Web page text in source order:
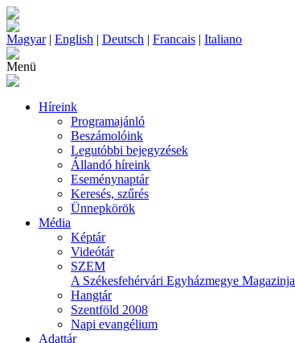
Magyar| English | Deutsch | Francais | Italiano
Menü
Híreink
Programajánló
Beszámolóink
Legutóbbi bejegyzések
Állandó híreink
Eseménynaptár
Keresés, szűrés
Ünnepkörök
Média
Képtár
Videótár
SZEM
A Székesfehérvári Egyházmegye Magazinja
Hangtár
Szentföld 2008
Napi evangélium
Adattár